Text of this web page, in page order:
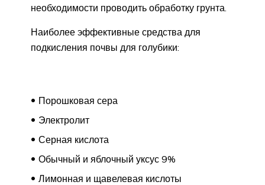
необходимости проводить обработку грунта.
Наиболее эффективные средства для
подкисления почвы для голубики:
Порошковая сера
Электролит
Серная кислота
Обычный и яблочный уксус 9%
Лимонная и щавелевая кислоты